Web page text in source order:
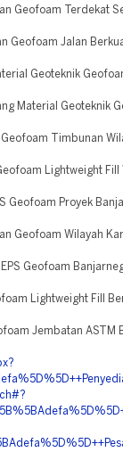
Geofoam Terdekat
Geofoam Jalan
Geoteknik
Material Geoteknik
Timbunan
Lightweight Fill
Geofoam Proyek
Geofoam Wilayah
Geofoam
Lightweight Fill
Jembatan ASTM